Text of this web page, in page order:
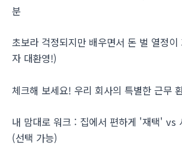
분
초보라 걱정되지만 배우면서 돈 벌 열정
자 대환영!)
체크해 보세요! 우리 회사의 특별한 근무
내 맘대로 워크 : 집에서 편하게 '재택' vs
(선택 가능)